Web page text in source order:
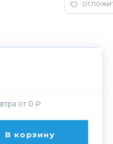
от 0 ₽
В корзину